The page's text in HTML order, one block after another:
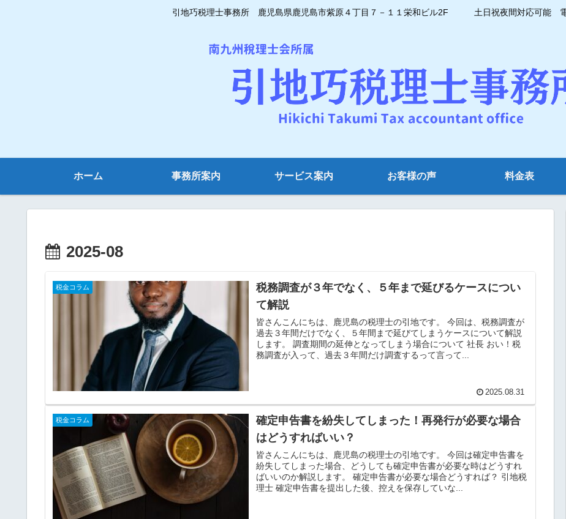
引地巧税理士事務所 鹿児島県鹿児島市紫原４丁目７－１１栄和ビル2F 土日祝夜間対応可能
ホーム 事務所案内 サービス案内 お客様の声 料金表
2025-08
税金コラム
税務調査が３年でなく、５年まで延びるケースについ
て解説
皆さんこんにちは、鹿児島の税理士の引地です。 今回は、税務調査が
過去３年間だけでなく、５年間まで延びてしまうケースについて解説
します。 調査期間の延伸となってしまう場合について 社長 おい！税
務調査が入って、過去３年間だけ調査するって言って...
2025.08.31
税金コラム
確定申告書を紛失してしまった！再発行が必要な場合
はどうすればいい？
皆さんこんにちは、鹿児島の税理士の引地です。 今回は確定申告書を
紛失してしまった場合、どうしても確定申告書が必要な時はどうすれ
ばいいのか解説します。 確定申告書が必要な場合どうすれば？ 引地税
理士 確定申告書を提出した後、控えを保存していな...